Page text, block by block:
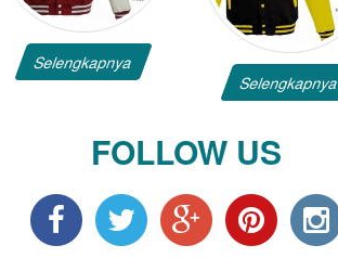
Selengkapnya
Selengkapnya
FOLLOW US